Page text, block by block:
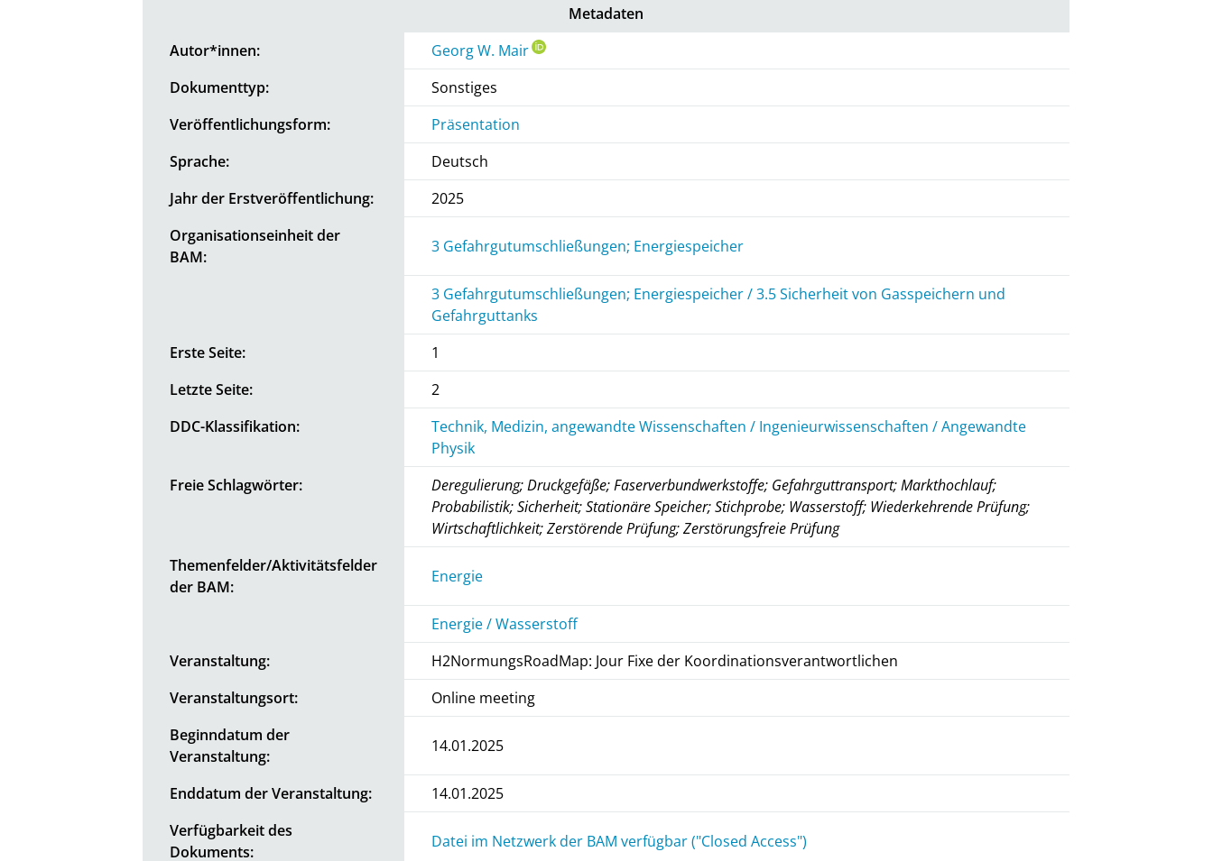
Metadaten
Autor*innen:
Georg W. Mair
Dokumenttyp:
Sonstiges
Veröffentlichungsform:
Präsentation
Sprache:
Deutsch
Jahr der Erstveröffentlichung:
2025
Organisationseinheit der
BAM:
3 Gefahrgutumschließungen; Energiespeicher
3 Gefahrgutumschließungen; Energiespeicher / 3.5 Sicherheit von Gasspeichern und
Gefahrguttanks
Erste Seite:
1
Letzte Seite:
2
DDC-Klassifikation:
Technik, Medizin, angewandte Wissenschaften / Ingenieurwissenschaften / Angewandte
Physik
Freie Schlagwörter:
Deregulierung; Druckgefäße; Faserverbundwerkstoffe; Gefahrguttransport; Markthochlauf;
Probabilistik; Sicherheit; Stationäre Speicher; Stichprobe; Wasserstoff; Wiederkehrende Prüfung;
Wirtschaftlichkeit; Zerstörende Prüfung; Zerstörungsfreie Prüfung
Themenfelder/Aktivitätsfelder
der BAM:
Energie
Energie / Wasserstoff
Veranstaltung:
H2NormungsRoadMap: Jour Fixe der Koordinationsverantwortlichen
Veranstaltungsort:
Online meeting
Beginndatum der
Veranstaltung:
14.01.2025
Enddatum der Veranstaltung:
14.01.2025
Verfügbarkeit des
Dokuments:
Datei im Netzwerk der BAM verfügbar ("Closed Access")